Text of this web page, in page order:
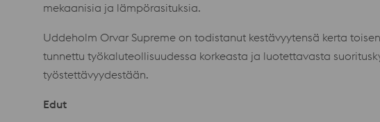
mekaanisia ja lämpörasituksia.
Uddeholm Orvar Supreme on todistanut kestävyytensä kerta
tunnettu työkaluteollisuudessa korkeasta ja luotettavasta
työstettävyydestään.
Edut